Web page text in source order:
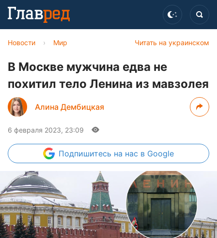
Читать на украинском
Новости › Мир
В Москве мужчина едва не
похитил тело Ленина из мавзолея
Алина Дембицкая
6 февраля 2023, 23:09
Подпишитесь на нас в Google